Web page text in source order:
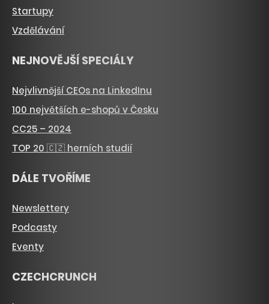
Startupy
Vzdělávání
NEJNOVĚJŠÍ SPECIÁLY
Nejvlivnější CEOs na LinkedInu
100 největších e-shopů v Česku
CC25 – 2024
TOP 20 🇨🇿 herních studií
DÁLE TVOŘÍME
Newslettery
Podcasty
Eventy
CZECHCRUNCH